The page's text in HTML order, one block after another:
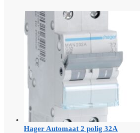
Hager Automaat 2 polig 32A